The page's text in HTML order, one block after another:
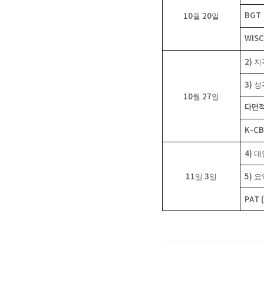
10월 20일 BGT
10월 27일
2) 지
3)
다면
K-
11일 3일
4) 대
5) 요
PAT (